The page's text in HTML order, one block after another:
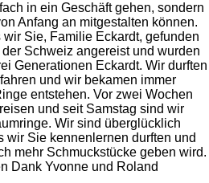
in ein Geschäft gehen, sondern
Anfang an mitgestalten können.
Sie, Familie Eckardt, gefunden
Schweiz angereist und wurden
Generationen Eckardt. Wir durften
und wir bekamen immer
entstehen. Vor zwei Wochen
und seit Samstag sind wir
Wir sind überglücklich
wir Sie kennenlernen durften und
mehr Schmuckstücke geben wird.
Dank Yvonne und Roland